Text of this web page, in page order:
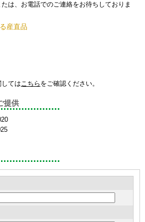
は、お電話でのご連絡をお待ちしておりま
産直品
てはこちら をご確認ください。
提供